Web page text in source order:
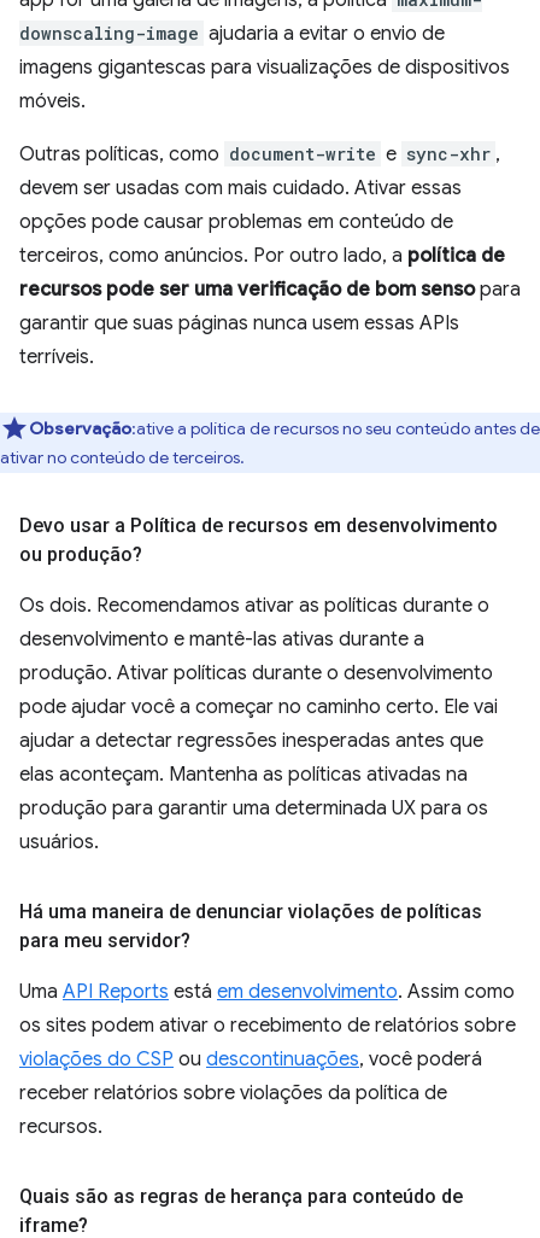
downscaling-image ajudaria a evitar o envio de
imagens gigantescas para visualizações de dispositivos
móveis.
Outras políticas, como document-write e sync-xhr ,
devem ser usadas com mais cuidado. Ativar essas
opções pode causar problemas em conteúdo de
terceiros, como anúncios. Por outro lado, a política de
recursos pode ser uma verificação de bom sensopara
garantir que suas páginas nunca usem essas APIs
terríveis.
Observação:ative a política de recursos no seu conteúdo antes de
ativar no conteúdo de terceiros.
Devo usar a Política de recursos em desenvolvimento
ou produção?
Os dois. Recomendamos ativar as políticas durante o
desenvolvimento e mantê-las ativas durante a
produção. Ativar políticas durante o desenvolvimento
pode ajudar você a começar no caminho certo. Ele vai
ajudar a detectar regressões inesperadas antes que
elas aconteçam. Mantenha as políticas ativadas na
produção para garantir uma determinada UX para os
usuários.
Há uma maneira de denunciar violações de políticas
para meu servidor?
Uma API Reports está em desenvolvimento. Assim como
os sites podem ativar o recebimento de relatórios sobre
violações do CSP ou descontinuações, você poderá
receber relatórios sobre violações da política de
recursos.
Quais são as regras de herança para conteúdo de
iframe?